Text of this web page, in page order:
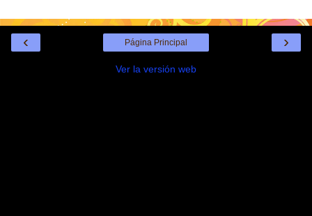
‹ ›
Página Principal
Ver la versión web